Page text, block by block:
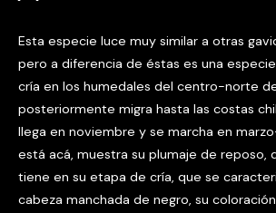
Esta especie luce muy similar a otras
pero a diferencia de éstas es una
cría en los humedales del centro-norte
posteriormente migra hasta las costas
llega en noviembre y se marcha en
está acá, muestra su plumaje de reposo,
tiene en su etapa de cría, que se
cabeza manchada de negro, su